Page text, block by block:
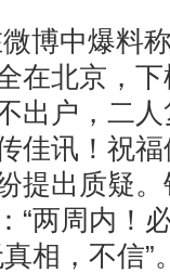
博中爆料
在北京，
出户，二
佳讯！祝
提出质疑
“两周内！
相，不信”